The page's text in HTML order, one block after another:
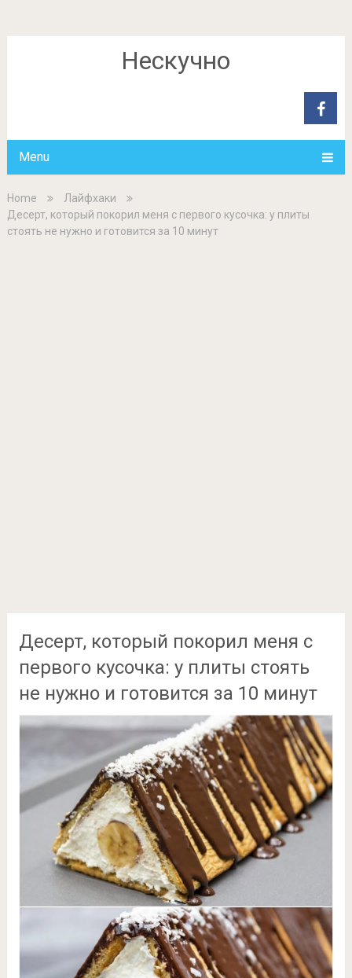
Нескучно
Menu
Home
Лайфхаки
Десерт, который покорил меня с первого кусочка: у плиты
стоять не нужно и готовится за 10 минут
Десерт, который покорил меня с
первого кусочка: у плиты стоять
не нужно и готовится за 10 минут